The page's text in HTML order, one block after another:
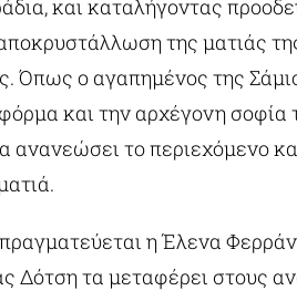
και καταλήγοντας
της ματιάς
Όπως ο αγαπημένος της
και την αρχέγονη
ανανεώσει το περιεχόμενο
η Έλενα
Δότση τα μεταφέρει στους